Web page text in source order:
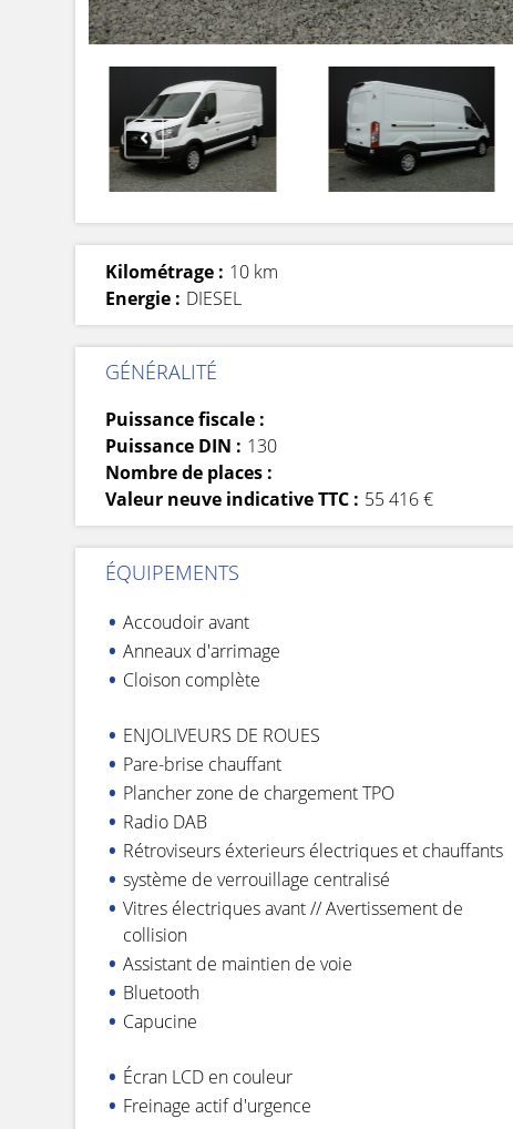
Kilométrage : 10 km
Energie : DIESEL
GÉNÉRALITÉ
Puissance fiscale :
Puissance DIN : 130
Nombre de places :
Valeur neuve indicative TTC : 55 416 €
ÉQUIPEMENTS
Accoudoir avant
Anneaux d'arrimage
Cloison complète
ENJOLIVEURS DE ROUES
Pare-brise chauffant
Plancher zone de chargement TPO
Radio DAB
Rétroviseurs éxterieurs électriques et chauffants
système de verrouillage centralisé
Vitres électriques avant // Avertissement de
collision
Assistant de maintien de voie
Bluetooth
Capucine
Écran LCD en couleur
Freinage actif d'urgence